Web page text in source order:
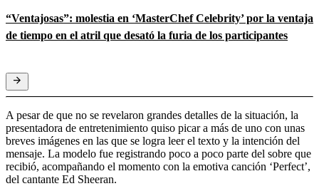
“Ventajosas”: molestia en ‘MasterChef Celebrity’ por la ventaja
de tiempo en el atril que desató la furia de los participantes
A pesar de que no se revelaron grandes detalles de la situación, la
presentadora de entretenimiento quiso picar a más de uno con unas
breves imágenes en las que se logra leer el texto y la intención del
mensaje. La modelo fue registrando poco a poco parte del sobre que
recibió, acompañando el momento con la emotiva canción ‘Perfect’,
del cantante Ed Sheeran.